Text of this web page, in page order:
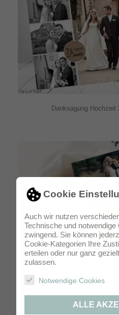
Cookie
Auch wir nutzen
Technische und
zwingend. Sie können
Cookie-Kategorien Ihre
erteilen oder nur ganz
zulassen.
Notwendige Cookies
ALLE
Danksagung Hochzeit